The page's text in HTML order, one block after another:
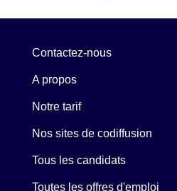
Contactez-nous
A propos
Notre tarif
Nos sites de codiffusion
Tous les candidats
Toutes les offres d'emploi